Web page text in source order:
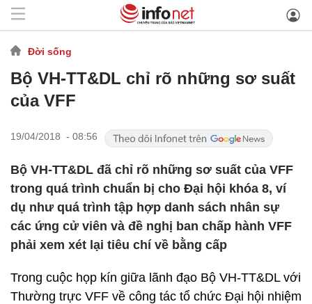
Đời sống
Bộ VH-TT&DL chỉ rõ những sơ suất
của VFF
19/04/2018 - 08:56
Bộ VH-TT&DL đã chỉ rõ những sơ suất của VFF
trong quá trình chuẩn bị cho Đại hội khóa 8, ví
dụ như quá trình tập hợp danh sách nhân sự
các ứng cử viên và đề nghị ban chấp hành VFF
phải xem xét lại tiêu chí về bằng cấp
Trong cuộc họp kín giữa lãnh đạo Bộ VH-TT&DL với
Thường trực VFF về công tác tổ chức Đại hội nhiệm